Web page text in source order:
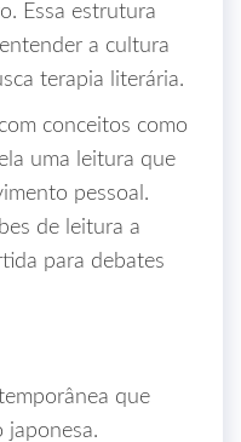
Essa estrutura
a cultura
terapia literária.
conceitos como
uma leitura que
pessoal.
de leitura a
para debates
que
japonesa.